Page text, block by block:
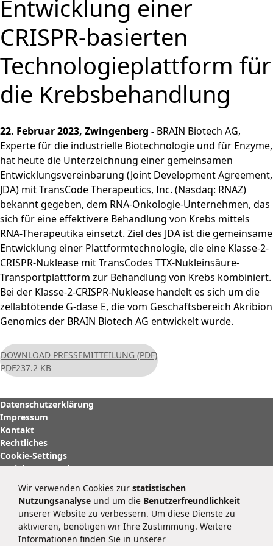
Enzyme,
Mikroorganismen &
Inhaltsstoffe
Forschung und
Fermentationen
Produktion,
Veredelung & Vertrieb
Forschung und
Entwicklung
Menü schließen
Konzernstruktur
MÄRKTE
Life Science & Pharma
Lebensmittel &
Getränke
BRAINBiocatalysts
Kontakt
Menü schließen
Strategie
Segmente
CORPORATE
Leitung & Kontrolle
Vorstand
Aufsichtsrat
Erklärung zur
Unternehmensführung
Entsprechenserklärung
2025
Vergütung
Unternehmenssatzung
und Geschäftsordnung
des Aufsichtsrats
Menü schließen
Zurück zu:
Investoren
FINANZPUBLIKATIONEN &
FINANZKALENDER
Finanz- und
Unternehmensmitteilungen
Präsentationen & Videos
Finanzkalender
Investoren-Events
Kapitalmarkttag
Glossar
Menü schließen
Aktie
Submenü öffnen:
Zurück zu:
Investoren
HAUPTVERSAMMLUNG
Hauptversammlung
Archiv
Menü schließen
FAQ
Informationsanforderung
Menü schließen
Download
Nachhaltigkeitsbericht & ESG-
Menü schließen
bewerben
Offene Stellen in der
Unternehmensgruppe
Menü schließen
Entwicklung einer
CRISPR-basierten
Technologieplattform für
die Krebsbehandlung
22. Februar 2023, Zwingenberg - BRAIN Biotech AG,
Experte für die industrielle Biotechnologie und für Enzyme,
hat heute die Unterzeichnung einer gemeinsamen
Entwicklungsvereinbarung (Joint Development Agreement,
JDA) mit TransCode Therapeutics, Inc. (Nasdaq: RNAZ)
bekannt gegeben, dem RNA-Onkologie-Unternehmen, das
sich für eine effektivere Behandlung von Krebs mittels
RNA-Therapeutika einsetzt. Ziel des JDA ist die gemeinsame
Entwicklung einer Plattformtechnologie, die eine Klasse-2-
CRISPR-Nuklease mit TransCodes TTX-Nukleinsäure-
Transportplattform zur Behandlung von Krebs kombiniert.
Bei der Klasse-2-CRISPR-Nuklease handelt es sich um die
zellabtötende G-dase E, die vom Geschäftsbereich Akribion
Genomics der BRAIN Biotech AG entwickelt wurde.
DOWNLOAD PRESSEMITTEILUNG (PDF)
PDF237.2 KB
BRAIN Biotech AG
Darmstädter Straße 34 – 36
64673 Zwingenberg
Deutschland
Soziale Netzwerke
Datenschutzerklärung
Impressum
Kontakt
Rechtliches
Cookie-Settings
Wir verwenden Cookies zur statistischen
Nutzungsanalyse und um die Benutzerfreundlichkeit
unserer Website zu verbessern. Um diese Dienste zu
aktivieren, benötigen wir Ihre Zustimmung. Weitere
Informationen finden Sie in unserer